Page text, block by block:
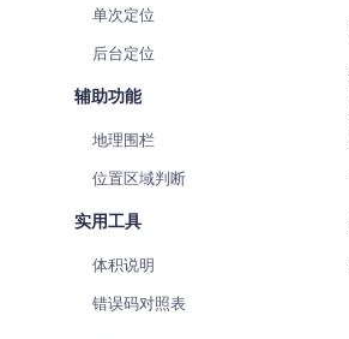
单次定位
后台定位
辅助功能
地理围栏
位置区域判断
实用工具
体积说明
错误码对照表